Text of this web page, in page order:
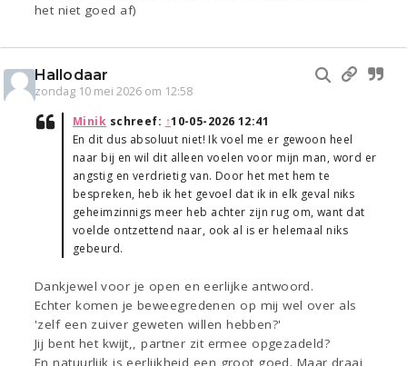
het niet goed af)
Hallodaar
zondag 10 mei 2026 om 12:58
Minik schreef: ↑10-05-2026 12:41
En dit dus absoluut niet! Ik voel me er gewoon heel
naar bij en wil dit alleen voelen voor mijn man, word er
angstig en verdrietig van. Door het met hem te
bespreken, heb ik het gevoel dat ik in elk geval niks
geheimzinnigs meer heb achter zijn rug om, want dat
voelde ontzettend naar, ook al is er helemaal niks
gebeurd.
Dankjewel voor je open en eerlijke antwoord.
Echter komen je beweegredenen op mij wel over als
'zelf een zuiver geweten willen hebben?'
Jij bent het kwijt,, partner zit ermee opgezadeld?
En natuurlijk is eerlijkheid een groot goed. Maar draai